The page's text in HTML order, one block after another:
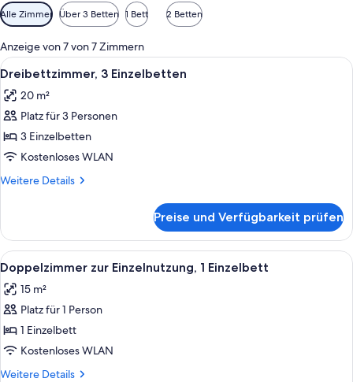
Verfügbare
Filter
für
Zimmer
Alle Zimmer Über 3 Betten 1 Bett 2 Betten
Anzeige von 7 von 7 Zimmern
Alle
Fotos
für
Dreibettzimmer,
3 Einzelbetten
anzeigen
Ein Hotelzimmer mit zwei Betten,
7
Dreibettzimmer, 3 Einzelbetten
20 m²
Platz für 3 Personen
3 Einzelbetten
Kostenloses WLAN
Weitere Details
Weitere
3 Einzelbetten
Preise und Verfügbarkeit prüfen
Alle
Fotos
für
Doppelzimmer
zur
Einzelnutzung,
1 Einzelbett
Ein Hotelzimmer mit zwei Betten,
5
Doppelzimmer zur Einzelnutzung, 1 Einzelbett
15 m²
Platz für 1 Person
1 Einzelbett
Kostenloses WLAN
Weitere Details
Weitere